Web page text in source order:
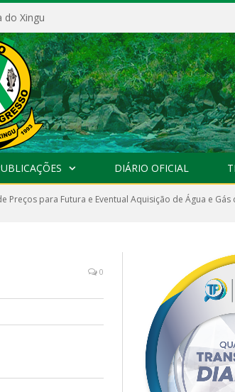
do Xingu
DIÁRIO OFICIAL
de Preços para Futura e Eventual Aquisição de Água e
0